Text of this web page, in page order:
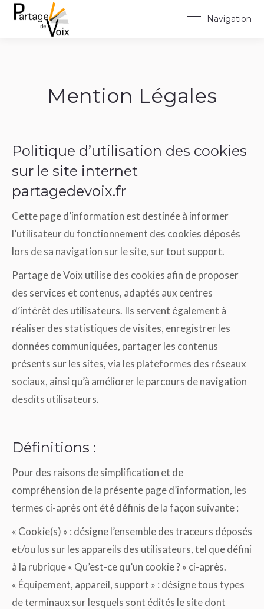
Navigation
Mention Légales
Politique d’utilisation des cookies
sur le site internet
partagedevoix.fr
Cette page d’information est destinée à informer
l’utilisateur du fonctionnement des cookies déposés
lors de sa navigation sur le site, sur tout support.
Partage de Voix utilise des cookies afin de proposer
des services et contenus, adaptés aux centres
d’intérêt des utilisateurs. Ils servent également à
réaliser des statistiques de visites, enregistrer les
données communiquées, partager les contenus
présents sur les sites, via les plateformes des réseaux
sociaux, ainsi qu’à améliorer le parcours de navigation
desdits utilisateurs.
Définitions :
Pour des raisons de simplification et de
compréhension de la présente page d’information, les
termes ci-après ont été définis de la façon suivante :
« Cookie(s) » : désigne l’ensemble des traceurs déposés
et/ou lus sur les appareils des utilisateurs, tel que défini
à la rubrique « Qu’est-ce qu’un cookie ? » ci-après.
« Équipement, appareil, support » : désigne tous types
de terminaux sur lesquels sont édités le site dont